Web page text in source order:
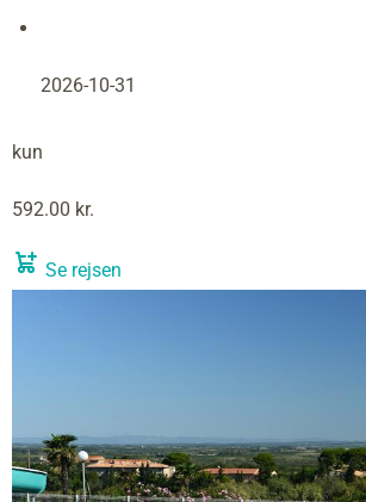
2026-10-31
kun
592.00 kr.
Se rejsen